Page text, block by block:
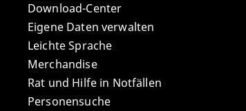
Download-Center
Eigene Daten verwalten
Leichte Sprache
Merchandise
Rat und Hilfe in Notfällen
Personensuche